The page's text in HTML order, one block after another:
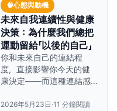
🧠心態與動機
未來自我連續性與健康
決策：為什麼我們總把
運動留給「以後的自己」
你和未來自己的連結程
度，直接影響你今天的健
康決定——而這種連結感
來強化的。
2026年5月23日 ·11 分鐘閱讀